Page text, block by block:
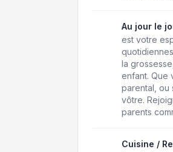
Au jour le
est votre
la
enfant. Que
parental, ou
vôtre.
parents
Cuisine /